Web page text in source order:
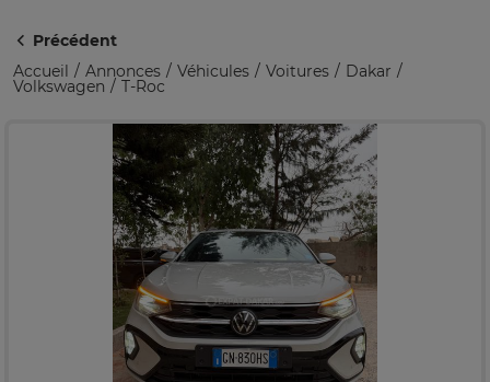
Précédent
Accueil
Annonces Véhicules Voitures Dakar
Volkswagen T-Roc